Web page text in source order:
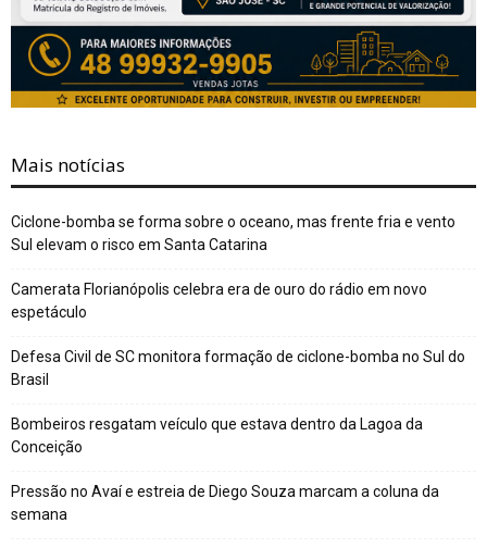
Mais notícias
Ciclone-bomba se forma sobre o oceano, mas frente fria e vento
Sul elevam o risco em Santa Catarina
Camerata Florianópolis celebra era de ouro do rádio em novo
espetáculo
Defesa Civil de SC monitora formação de ciclone-bomba no Sul do
Brasil
Bombeiros resgatam veículo que estava dentro da Lagoa da
Conceição
Pressão no Avaí e estreia de Diego Souza marcam a coluna da
semana